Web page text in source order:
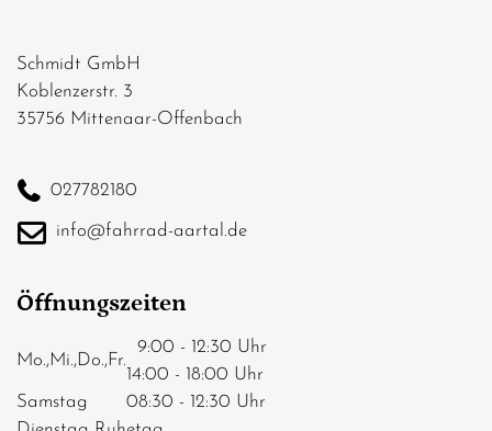
Schmidt GmbH
Koblenzerstr. 3
35756 Mittenaar-Offenbach
027782180
info@fahrrad-aartal.de
Öffnungszeiten
Mo.,Mi.,Do.,Fr.
9:00 - 12:30 Uhr
14:00 - 18:00 Uhr
Samstag
08:30 - 12:30 Uhr